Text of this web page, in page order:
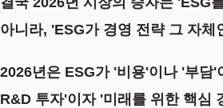
아니라, 'ESG가 경영 전략 그 자체
2026년은 ESG가 '비용'이나 '부담'
R&D 투자'이자 '미래를 위한 핵심